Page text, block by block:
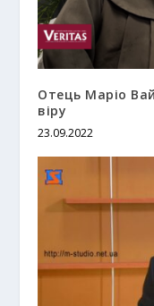
Отець Маріо
віру
23.09.2022